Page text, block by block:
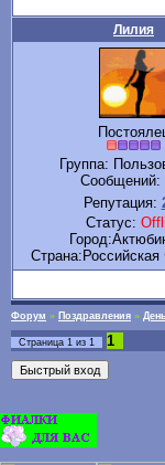
Лилия
Группа:
Сообщений:
Репутация:
Статус:
Форум » Поздравления »
Страница 1 из 1 1